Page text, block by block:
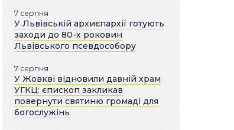
7 серпня
У Львівській архиєпархії готують
заходи до 80-х роковин
Львівського псевдособору
7 серпня
У Жовкві відновили давній храм
УГКЦ: єпископ закликав
повернути святиню громаді для
богослужінь